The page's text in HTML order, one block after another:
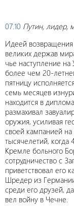
07.10 Путин, лидер,
Идеей
великих держав
чье наступление
более чем 20-
пятницу
семь месяцев
находится в
размахивал
оружия, усиливая
своей кампанией
тысячелетий,
Кремле больного
сотрудничество с
приветствовал его
Шредер из
среди его друзей,
вел войну в Чечне.